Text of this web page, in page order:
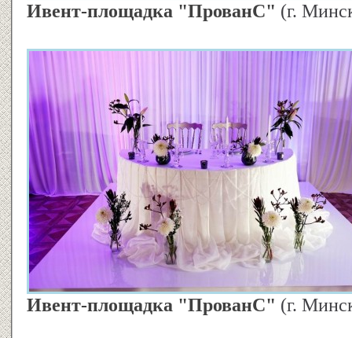
Ивент-площадка "ПрованС" (г.
Ивент-площадка "ПрованС" (г.